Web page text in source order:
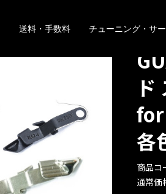
送料・手数料 チューニング・サ
for
各
商品コ
通常価